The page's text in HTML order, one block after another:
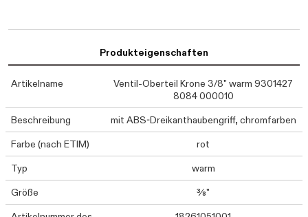
Produkteigenschaften
Artikelname
Ventil-Oberteil Krone 3/8" warm 9301427
8084 000010
Beschreibung
mit ABS-Dreikanthaubengriff, chromfarben
Farbe (nach ETIM)
rot
Typ
warm
Größe
⅜"